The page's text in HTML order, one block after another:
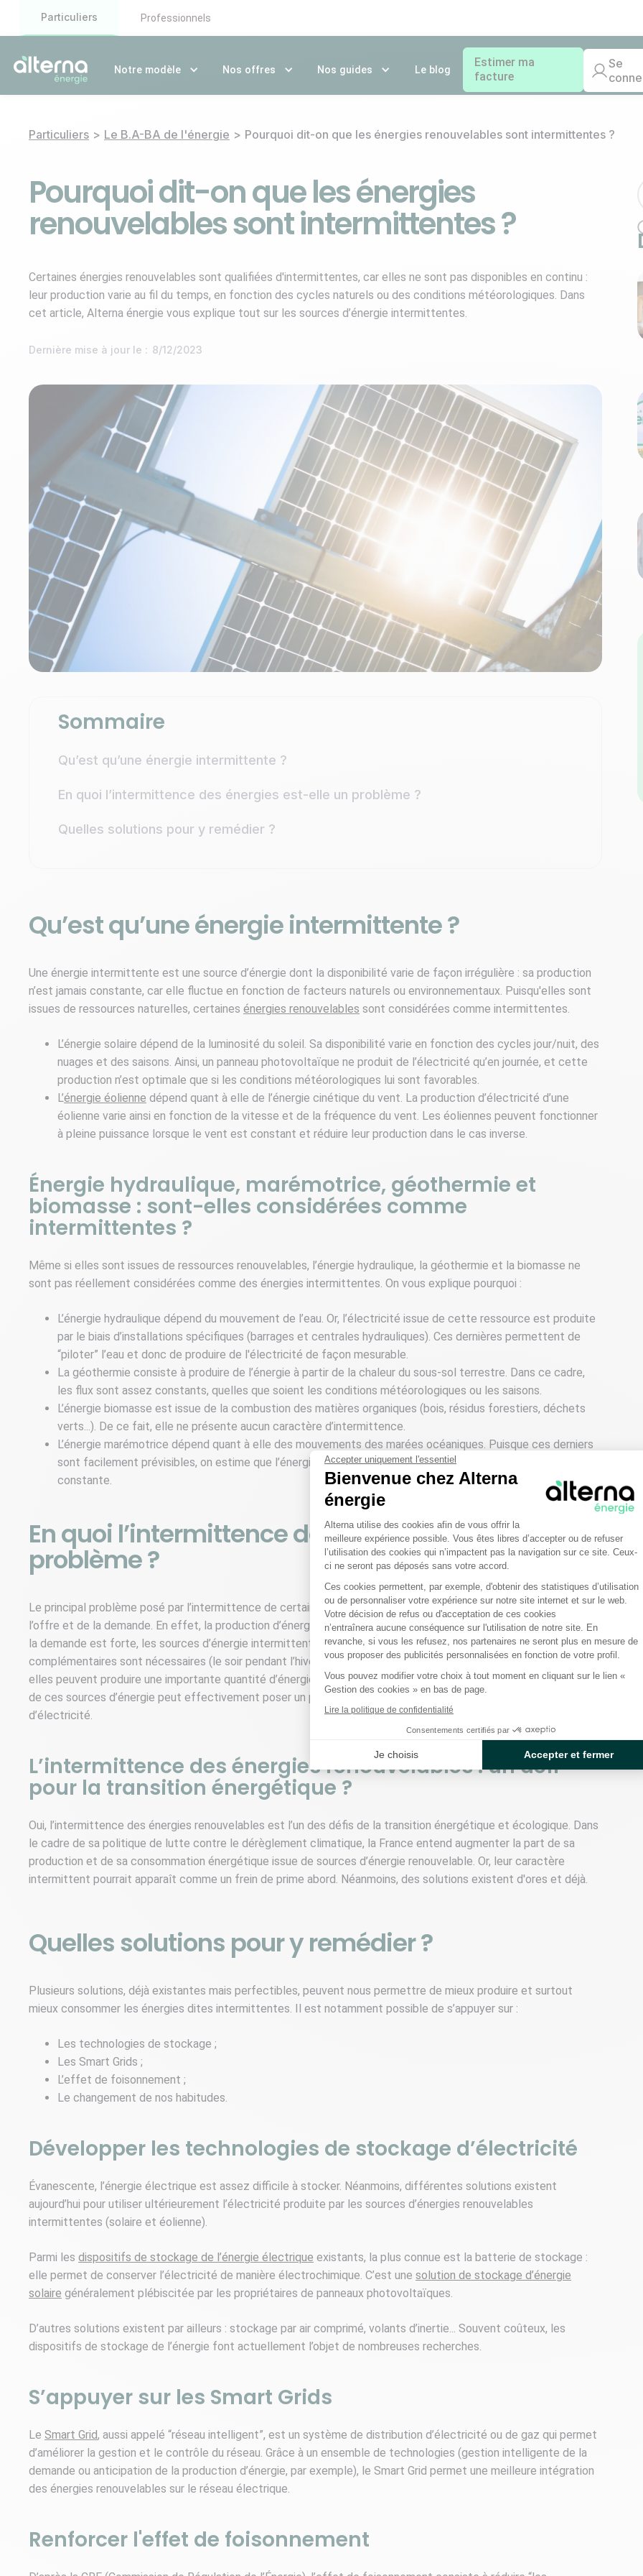
Particuliers Professionnels
Notre modèle Nos offres Nos guides Le blog
Estimer ma
facture
Se
Particuliers > Le B.A-BA de l'énergie > Pourquoi dit-on que les énergies renouvelables sont intermittentes ?
Pourquoi dit-on que les énergies
renouvelables sont intermittentes ?
Certaines énergies renouvelables sont qualifiées d'intermittentes, car elles ne sont pas disponibles en continu :
leur production varie au fil du temps, en fonction des cycles naturels ou des conditions météorologiques. Dans
cet article, Alterna énergie vous explique tout sur les sources d’énergie intermittentes.
Dernière mise à jour le : 8/12/2023
Sommaire
Qu’est qu’une énergie intermittente ?
En quoi l’intermittence des énergies est-elle un problème ?
Quelles solutions pour y remédier ?
Qu’est qu’une énergie intermittente ?
Une énergie intermittente est une source d’énergie dont la disponibilité varie de façon irrégulière : sa production
n’est jamais constante, car elle fluctue en fonction de facteurs naturels ou environnementaux. Puisqu'elles sont
issues de ressources naturelles, certaines énergies renouvelables sont considérées comme intermittentes.
L’énergie solaire dépend de la luminosité du soleil. Sa disponibilité varie en fonction des cycles jour/nuit, des
nuages et des saisons. Ainsi, un panneau photovoltaïque ne produit de l’électricité qu’en journée, et cette
production n’est optimale que si les conditions météorologiques lui sont favorables.
L’énergie éolienne dépend quant à elle de l’énergie cinétique du vent. La production d’électricité d’une
éolienne varie ainsi en fonction de la vitesse et de la fréquence du vent. Les éoliennes peuvent fonctionner
à pleine puissance lorsque le vent est constant et réduire leur production dans le cas inverse.
Énergie hydraulique, marémotrice, géothermie et
biomasse : sont-elles considérées comme
intermittentes ?
Même si elles sont issues de ressources renouvelables, l’énergie hydraulique, la géothermie et la biomasse ne
sont pas réellement considérées comme des énergies intermittentes. On vous explique pourquoi :
L’énergie hydraulique dépend du mouvement de l’eau. Or, l’électricité issue de cette ressource est produite
par le biais d’installations spécifiques (barrages et centrales hydrauliques). Ces dernières permettent de
“piloter” l’eau et donc de produire de l'électricité de façon mesurable.
La géothermie consiste à produire de l’énergie à partir de la chaleur du sous-sol terrestre. Dans ce cadre,
les flux sont assez constants, quelles que soient les conditions météorologiques ou les saisons.
L’énergie biomasse est issue de la combustion des matières organiques (bois, résidus forestiers, déchets
verts...). De ce fait, elle ne présente aucun caractère d’intermittence.
L’énergie marémotrice dépend quant à elle des mouvements des marées océaniques. Puisque ces derniers
sont facilement prévisibles, on estime que l’énergie marémotrice génère de l’électricité de manière plutôt
constante.
En quoi l’intermittence des énergies est-elle un
problème ?
Le principal problème posé par l’intermittence de certaines énergies renouvelables est celui de l’équilibre entre
l’offre et de la demande. En effet, la production d’énergie n’est pas toujours corrélée à la consommation. Lorsque
la demande est forte, les sources d’énergie intermittentes peuvent produire peu et des énergies
complémentaires sont nécessaires (le soir pendant l’hiver, par exemple). À l’inverse, dans certaines conditions,
elles peuvent produire une importante quantité d’énergie lorsque l’on n’en a pas forcément l’usage. La variabilité
de ces sources d’énergie peut effectivement poser un problème dans la gestion des réseaux, principalement
d’électricité.
L’intermittence des énergies renouvelables : un défi
pour la transition énergétique ?
Oui, l’intermittence des énergies renouvelables est l’un des défis de la transition énergétique et écologique. Dans
le cadre de sa politique de lutte contre le dérèglement climatique, la France entend augmenter la part de sa
production et de sa consommation énergétique issue de sources d’énergie renouvelable. Or, leur caractère
intermittent pourrait apparaît comme un frein de prime abord. Néanmoins, des solutions existent d'ores et déjà.
Quelles solutions pour y remédier ?
Plusieurs solutions, déjà existantes mais perfectibles, peuvent nous permettre de mieux produire et surtout
mieux consommer les énergies dites intermittentes. Il est notamment possible de s’appuyer sur :
Les technologies de stockage ;
Les Smart Grids ;
L’effet de foisonnement ;
Le changement de nos habitudes.
Développer les technologies de stockage d’électricité
Évanescente, l’énergie électrique est assez difficile à stocker. Néanmoins, différentes solutions existent
aujourd’hui pour utiliser ultérieurement l’électricité produite par les sources d’énergies renouvelables
intermittentes (solaire et éolienne).
Parmi les dispositifs de stockage de l’énergie électrique existants, la plus connue est la batterie de stockage :
elle permet de conserver l’électricité de manière électrochimique. C’est une solution de stockage d’énergie
solaire généralement plébiscitée par les propriétaires de panneaux photovoltaïques.
D’autres solutions existent par ailleurs : stockage par air comprimé, volants d’inertie... Souvent coûteux, les
dispositifs de stockage de l’énergie font actuellement l’objet de nombreuses recherches.
S’appuyer sur les Smart Grids
Le Smart Grid, aussi appelé “réseau intelligent”, est un système de distribution d’électricité ou de gaz qui permet
d’améliorer la gestion et le contrôle du réseau. Grâce à un ensemble de technologies (gestion intelligente de la
demande ou anticipation de la production d’énergie, par exemple), le Smart Grid permet une meilleure intégration
des énergies renouvelables sur le réseau électrique.
Renforcer l'effet de foisonnement
Accepter uniquement l'essentiel
Bienvenue chez Alterna
énergie
Plateforme de Gestion du
Alterna utilise des cookies afin de vous offrir la
meilleure expérience possible. Vous êtes libres d’accepter ou de refuser
l’utilisation des cookies qui n’impactent pas la navigation sur ce site. Ceux-
ci ne seront pas déposés sans votre accord.
Ces cookies permettent, par exemple, d'obtenir des statistiques d’utilisation
ou de personnaliser votre expérience sur notre site internet et sur le web.
Votre décision de refus ou d'acceptation de ces cookies
n’entraînera aucune conséquence sur l'utilisation de notre site. En
revanche, si vous les refusez, nos partenaires ne seront plus en mesure de
vous proposer des publicités personnalisées en fonction de votre profil.
Vous pouvez modifier votre choix à tout moment en cliquant sur le lien «
Gestion des cookies » en bas de page.
Lire la politique de confidentialité
Consentements certifiés par
Je choisis Accepter et fermer
Axeptio consent